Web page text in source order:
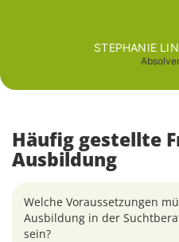
STEPHANIE
Häufig gestellte
Ausbildung
Welche Voraussetzungen
Ausbildung in der
sein?